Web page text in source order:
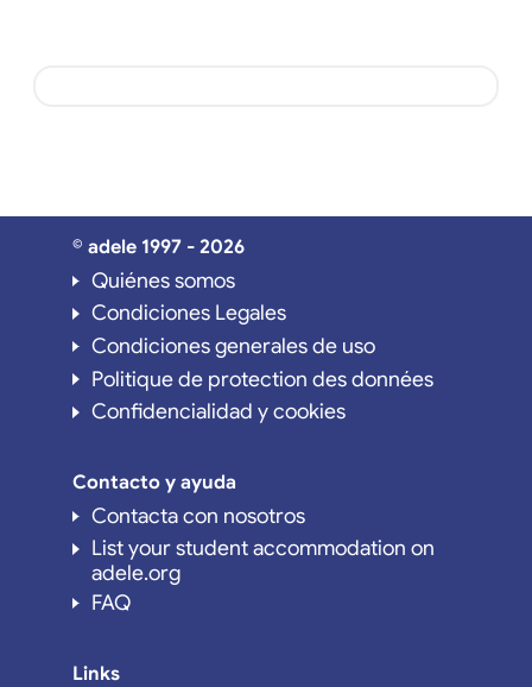
© adele 1997 - 2026
Quiénes somos
Condiciones Legales
Condiciones generales de uso
Politique de protection des données
Confidencialidad y cookies
Contacto y ayuda
Contacta con nosotros
List your student accommodation on
adele.org
FAQ
Links